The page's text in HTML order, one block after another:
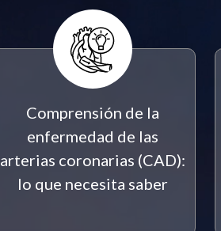
Comprensión de la
enfermedad de las
arterias coronarias (CAD):
lo que necesita saber